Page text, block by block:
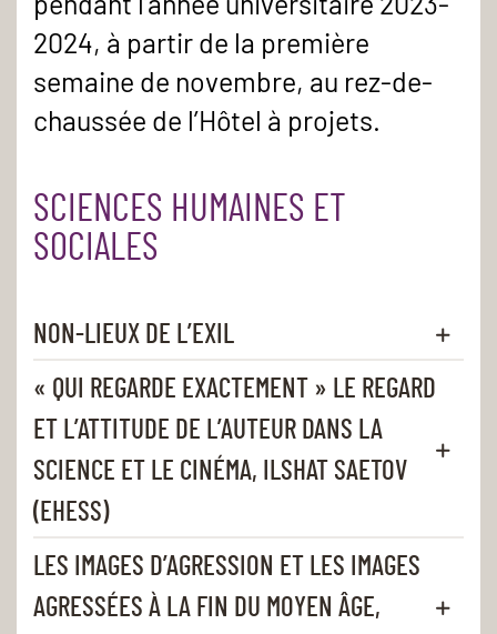
2024, à partir de la première
semaine de novembre, au rez-de-
chaussée de l’Hôtel à projets.
SCIENCES HUMAINES ET
SOCIALES
NON-LIEUX DE L’EXIL
« QUI REGARDE EXACTEMENT » LE REGARD
ET L’ATTITUDE DE L’AUTEUR DANS LA
SCIENCE ET LE CINÉMA, ILSHAT SAETOV
(EHESS)
LES IMAGES D’AGRESSION ET LES IMAGES
AGRESSÉES À LA FIN DU MOYEN ÂGE,